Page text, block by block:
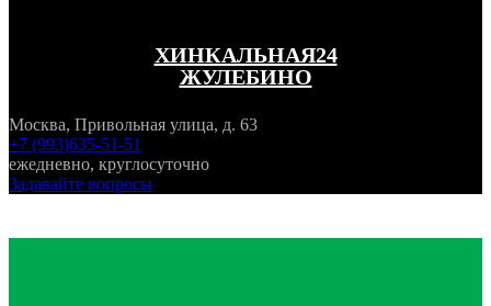
ХИНКАЛЬНАЯ24
ЖУЛЕБИНО
Москва, Привольная улица, д. 63
+7 (993)635-51-51
ежедневно, круглосуточно
Задавайте вопросы